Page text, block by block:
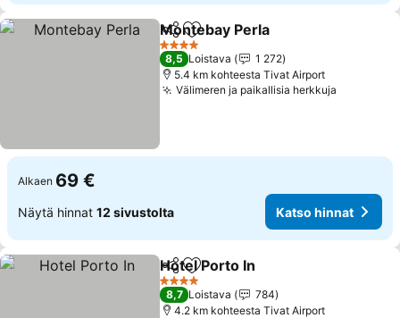
Jaa Lisää suosikkeihin
Montebay Perla
4 Tähtiluokitus
8,5 Loistava
1 272
5.4 km kohteesta Tivat Airport
Välimeren ja paikallisia herkkuja
Alkaen 69 €
Näytä hinnat 12 sivustolta Katso hinnat
Jaa Lisää suosikkeihin
Hotel Porto In
4 Tähtiluokitus
8,7 Loistava
784
4.2 km kohteesta Tivat Airport